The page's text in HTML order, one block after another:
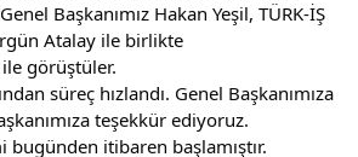
Başkanımız Hakan Yeşil, TÜRK-İŞ
Atalay ile birlikte
ile görüştüler.
süreç hızlandı. Genel Başkanımıza
teşekkür ediyoruz.
itibaren başlamıştır.